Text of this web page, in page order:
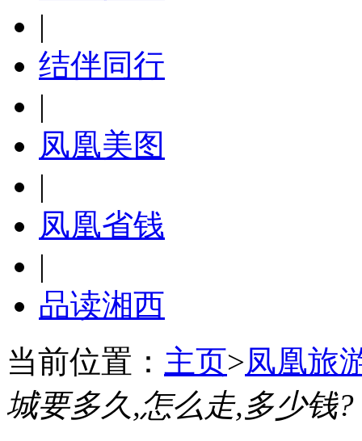
|
结伴同行
|
凤凰美图
|
凤凰省钱
|
品读湘西
当前位置： 主页>凤凰旅
城要多久,怎么走,多少钱?